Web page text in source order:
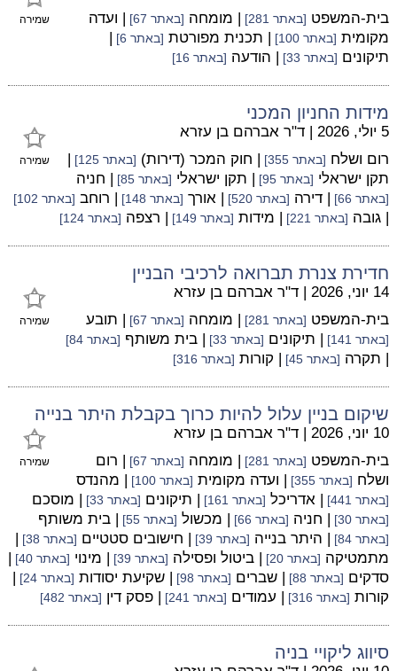
שמירה
בית-המשפט [באתר 281] | מומחה [באתר 67]
| ועדה
מקומית [באתר 100] | תכנית מפורטת [באתר 6]
|
תיקונים [באתר 33] | הודעה [באתר 16]
מידות החניון המכני
שמירה
5 יולי, 2026 | ד"ר אברהם בן עזרא
רום ושלח [באתר 355] | חוק המכר (דירות) [באתר 125]
|
תקן ישראלי [באתר 95] | תקן ישראלי [באתר 85] | חניה
[באתר 66] | דירה [באתר 520] | אורך [באתר 148] | רוחב [באתר 102]
| גובה [באתר 221] | מידות [באתר 149] | רצפה [באתר 124]
חדירת צנרת תברואה לרכיבי הבניין
שמירה
14 יוני, 2026 | ד"ר אברהם בן עזרא
בית-המשפט [באתר 281] | מומחה [באתר 67] | תובע
[באתר 141] | תיקונים [באתר 33] | בית משותף [באתר 84]
| תקרה [באתר 45] | קורות [באתר 316]
שיקום בניין עלול להיות כרוך בקבלת היתר בנייה
שמירה
10 יוני, 2026 | ד"ר אברהם בן עזרא
בית-המשפט [באתר 281] | מומחה [באתר 67]
| רום
ושלח [באתר 355] | ועדה מקומית [באתר 100] | מהנדס
[באתר 441] | אדריכל [באתר 161] | תיקונים [באתר 33] | מוסכם
[באתר 30] | חניה [באתר 66] | מכשול [באתר 55] | בית משותף
[באתר 84] | היתר בנייה [באתר 39] | חישובים סטטיים [באתר 38]
|
מתמטיקה [באתר 20] | ביטול ופסילה [באתר 39] | מינוי [באתר 40]
|
סדקים [באתר 88] | שברים [באתר 98] | שקיעת יסודות [באתר 24]
|
קורות [באתר 316] | עמודים [באתר 241] | פסק דין [באתר 482]
סיווג ליקויי בניה